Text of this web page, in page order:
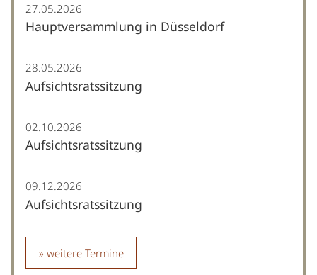
27.05.2026
Hauptversammlung in Düsseldorf
28.05.2026
Aufsichtsratssitzung
02.10.2026
Aufsichtsratssitzung
09.12.2026
Aufsichtsratssitzung
weitere Termine